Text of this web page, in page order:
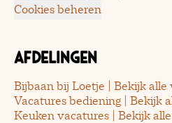
Cookies beheren
Afdelingen
Bijbaan bij Loetje | Bekijk alle
Vacatures bediening | Bekijk
Keuken vacatures | Bekijk